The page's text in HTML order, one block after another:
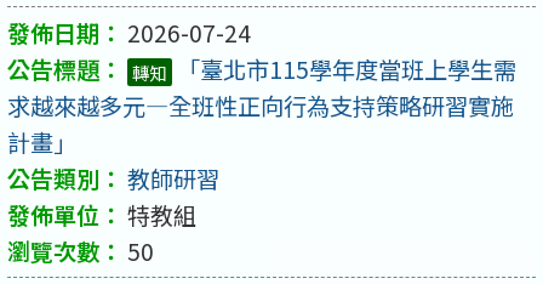
2026-07-24
轉知
「臺北市115學年度當班上學生需
求越來越多元—全班性正向行為支持策略研習實施
計畫」
教師研習
特教組
50